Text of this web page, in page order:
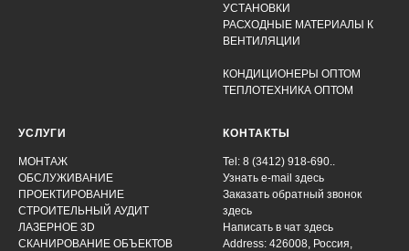
УСТАНОВКИ
РАСХОДНЫЕ МАТЕРИАЛЫ К
ВЕНТИЛЯЦИИ
КОНДИЦИОНЕРЫ ОПТОМ
ТЕПЛОТЕХНИКА ОПТОМ
УСЛУГИ
МОНТАЖ
ОБСЛУЖИВАНИЕ
ПРОЕКТИРОВАНИЕ
СТРОИТЕЛЬНЫЙ АУДИТ
ЛАЗЕРНОЕ 3D
СКАНИРОВАНИЕ ОБЪЕКТОВ
КОНТАКТЫ
Tel: 8 (3412) 918-690..
Узнать e-mail здесь
Заказать обратный звонок
здесь
Написать в чат здесь
Address: 426008, Россия,